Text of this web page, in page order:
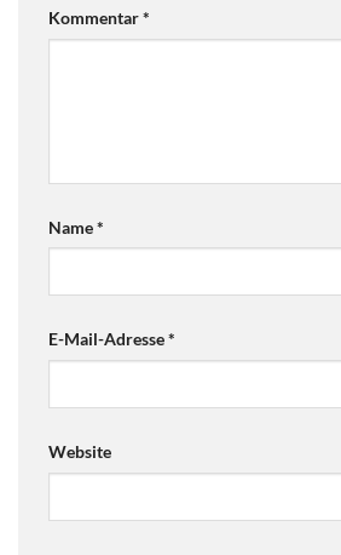
Kommentar*
Name*
E-Mail-Adresse*
Website